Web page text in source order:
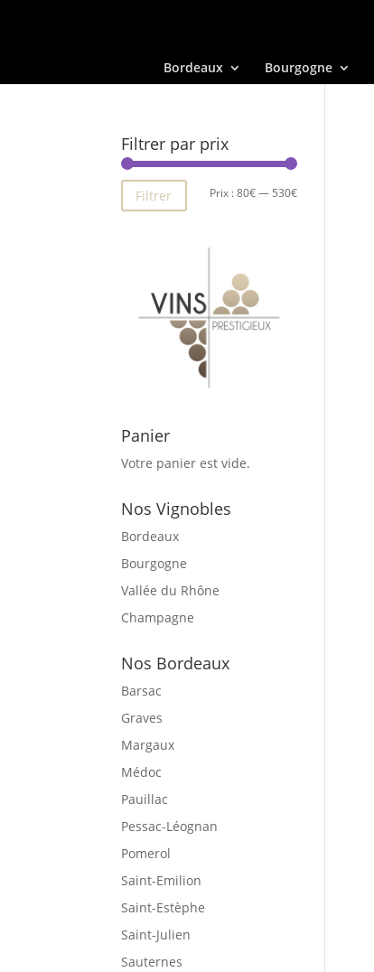
Bordeaux Bourgogne
Filtrer par prix
Prix
Prix
Filtrer Prix :80€— 530€
Panier
Votre panier est vide.
Nos Vignobles
Bordeaux
Bourgogne
Vallée du Rhône
Champagne
Nos Bordeaux
Barsac
Graves
Margaux
Médoc
Pauillac
Pessac-Léognan
Pomerol
Saint-Emilion
Saint-Estèphe
Saint-Julien
Sauternes